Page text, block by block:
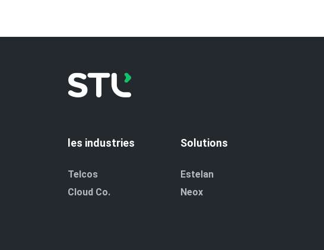
les industries
Telcos
Cloud Co.
Solutions
Estelan
Neox